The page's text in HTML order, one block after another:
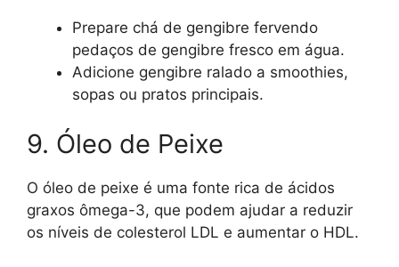
Prepare chá de gengibre fervendo
pedaços de gengibre fresco em água.
Adicione gengibre ralado a smoothies,
sopas ou pratos principais.
9. Óleo de Peixe
O óleo de peixe é uma fonte rica de ácidos
graxos ômega-3, que podem ajudar a reduzir
os níveis de colesterol LDL e aumentar o HDL.